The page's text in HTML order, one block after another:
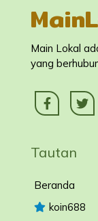
Main Lokal
yang
Tautan
Beranda
koin688